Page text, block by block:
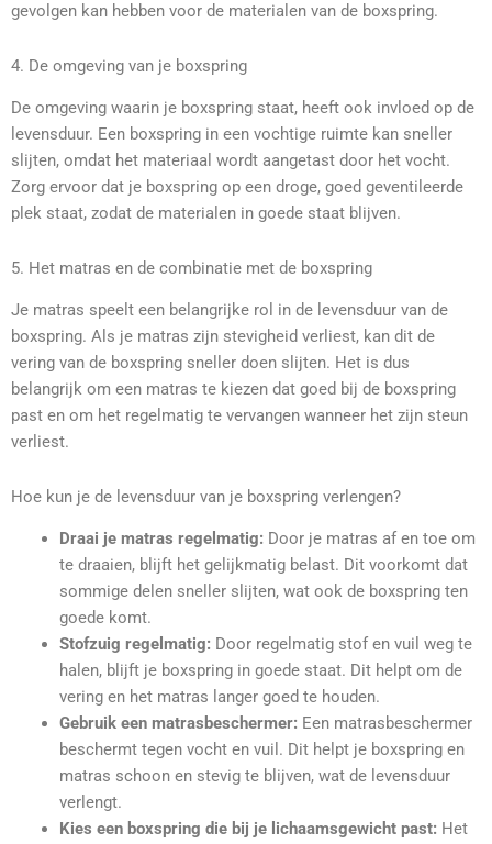
gevolgen kan hebben voor de materialen van de boxspring.
4. De omgeving van je boxspring
De omgeving waarin je boxspring staat, heeft ook invloed op de
levensduur. Een boxspring in een vochtige ruimte kan sneller
slijten, omdat het materiaal wordt aangetast door het vocht.
Zorg ervoor dat je boxspring op een droge, goed geventileerde
plek staat, zodat de materialen in goede staat blijven.
5. Het matras en de combinatie met de boxspring
Je matras speelt een belangrijke rol in de levensduur van de
boxspring. Als je matras zijn stevigheid verliest, kan dit de
vering van de boxspring sneller doen slijten. Het is dus
belangrijk om een matras te kiezen dat goed bij de boxspring
past en om het regelmatig te vervangen wanneer het zijn steun
verliest.
Hoe kun je de levensduur van je boxspring verlengen?
Draai je matras regelmatig: Door je matras af en toe om
te draaien, blijft het gelijkmatig belast. Dit voorkomt dat
sommige delen sneller slijten, wat ook de boxspring ten
goede komt.
Stofzuig regelmatig: Door regelmatig stof en vuil weg te
halen, blijft je boxspring in goede staat. Dit helpt om de
vering en het matras langer goed te houden.
Gebruik een matrasbeschermer: Een matrasbeschermer
beschermt tegen vocht en vuil. Dit helpt je boxspring en
matras schoon en stevig te blijven, wat de levensduur
verlengt.
Kies een boxspring die bij je lichaamsgewicht past: Het